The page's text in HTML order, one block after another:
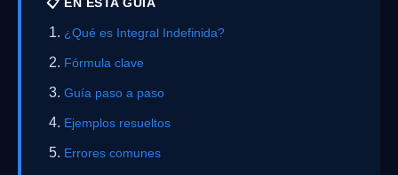
¿Qué es Integral Indefinida?
Fórmula clave
Guía paso a paso
Ejemplos resueltos
Errores comunes